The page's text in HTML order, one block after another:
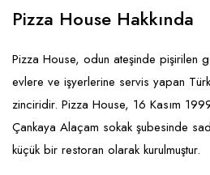
Sağlık Güzellik
Turizm - Eğlence
Mobilya ve Ev Tekstili
Oyuncak ve Hediyelik
Takı
Yapı Malzemesi - Hırdavat
Gıda ve Sarf Malzemeleri
Güvenlik - Temizlik
Giyim - Aksesuar
Hukuk - Marka - Patent ve
Pizza House Hakkında
Pizza House, odun ateşinde pişirilen
evlere ve işyerlerine servis yapan
zinciridir. Pizza House, 16 Kasım
Çankaya Alaçam sokak şubesinde
küçük bir restoran olarak kurulmuştur.